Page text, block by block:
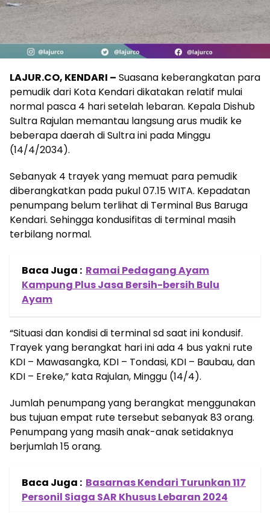
LAJUR.CO, KENDARI – Suasana keberangkatan para
pemudik dari Kota Kendari dikatakan relatif mulai
normal pasca 4 hari setelah lebaran. Kepala Dishub
Sultra Rajulan memantau langsung arus mudik ke
beberapa daerah di Sultra ini pada Minggu
(14/4/2034).
Sebanyak 4 trayek yang memuat para pemudik
diberangkatkan pada pukul 07.15 WITA. Kepadatan
penumpang belum terlihat di Terminal Bus Baruga
Kendari. Sehingga kondusifitas di terminal masih
terbilang normal.
Baca Juga : Ramai Pedagang Ayam
Kampung Plus Jasa Bersih-bersih Bulu
Ayam
“Situasi dan kondisi di terminal sd saat ini kondusif.
Trayek yang berangkat hari ini ada 4 bus yakni rute
KDI – Mawasangka, KDI – Tondasi, KDI – Baubau, dan
KDI – Ereke,” kata Rajulan, Minggu (14/4).
Jumlah penumpang yang berangkat menggunakan
bus tujuan empat rute tersebut sebanyak 83 orang.
Penumpang yang masih anak-anak setidaknya
berjumlah 15 orang.
Baca Juga : Basarnas Kendari Turunkan 117
Personil Siaga SAR Khusus Lebaran 2024